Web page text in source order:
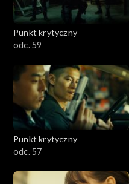
Punkt krytyczny
odc. 59
Punkt krytyczny
odc. 57